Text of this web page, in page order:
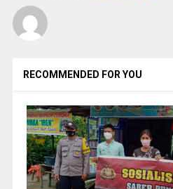
RECOMMENDED FOR YOU